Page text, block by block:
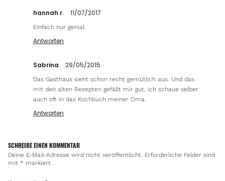
hannah r. 11/07/2017
Einfach nur genial.
Antworten
Sabrina 29/05/2015
Das Gasthaus sieht schon recht gemütlich aus. Und das
mit den alten Rezepten gefällt mir gut. ich schaue selber
auch oft in das Kochbuch meiner Oma.
Antworten
SCHREIBE EINEN KOMMENTAR
Deine E-Mail-Adresse wird nicht veröffentlicht. Erforderliche Felder sind
mit* markiert